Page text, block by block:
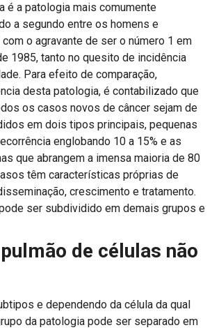
é a patologia mais comumente
a segundo entre os homens e
o agravante de ser o número 1 em
1985, tanto no quesito de incidência
Para efeito de comparação,
desta patologia, é contabilizado que
os casos novos de câncer sejam de
em dois tipos principais, pequenas
englobando 10 a 15% e as
que abrangem a imensa maioria de 80
têm características próprias de
crescimento e tratamento.
ser subdividido em demais grupos e
de células não
e dependendo da célula da qual
da patologia pode ser separado em